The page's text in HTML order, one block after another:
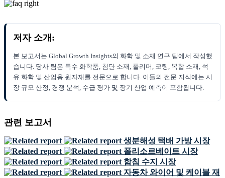
저자 소개:
본 보고서는 Global Growth Insights의 화학 및 소재 연구 팀에서 작성했
습니다. 당사 팀은 특수 화학품, 첨단 소재, 폴리머, 코팅, 복합 소재, 석
유 화학 및 산업용 원자재를 전문으로 합니다. 이들의 전문 지식에는 시
장 규모 산정, 경쟁 분석, 수급 평가 및 장기 산업 예측이 포함됩니다.
관련 보고서
생분해성 택배 가방 시장
폴리소르베이트 시장
함침 수지 시장
자동차 와이어 및 케이블 재